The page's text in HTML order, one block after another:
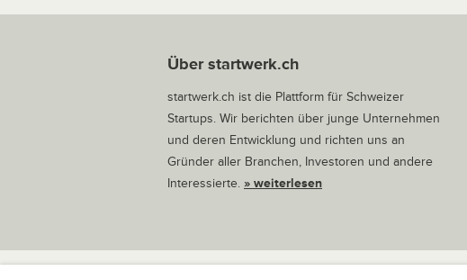
Über startwerk.ch
startwerk.ch ist die Plattform für Schweizer
Startups. Wir berichten über junge Unternehmen
und deren Entwicklung und richten uns an
Gründer aller Branchen, Investoren und andere
Interessierte. » weiterlesen